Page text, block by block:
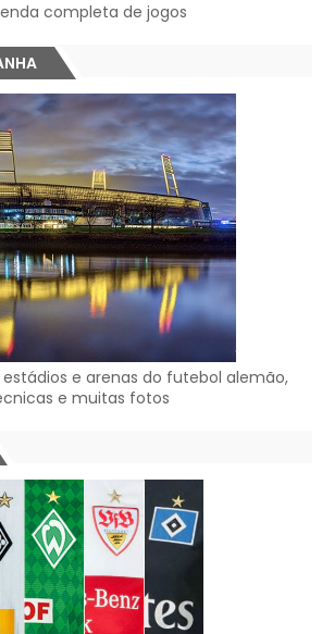
completa de jogos
e arenas do futebol alemão,
e muitas fotos